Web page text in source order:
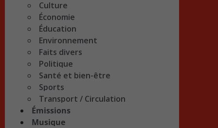
Culture
Économie
Éducation
Environnement
Faits divers
Politique
Santé et bien-être
Sports
Transport / Circulation
Émissions
Musique